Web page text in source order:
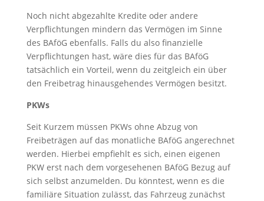
Noch nicht abgezahlte Kredite oder andere
Verpflichtungen mindern das Vermögen im Sinne
des BAföG ebenfalls. Falls du also finanzielle
Verpflichtungen hast, wäre dies für das BAföG
tatsächlich ein Vorteil, wenn du zeitgleich ein über
den Freibetrag hinausgehendes Vermögen besitzt.
PKWs
Seit Kurzem müssen PKWs ohne Abzug von
Freibeträgen auf das monatliche BAföG angerechnet
werden. Hierbei empfiehlt es sich, einen eigenen
PKW erst nach dem vorgesehenen BAföG Bezug auf
sich selbst anzumelden. Du könntest, wenn es die
familiäre Situation zulässt, das Fahrzeug zunächst